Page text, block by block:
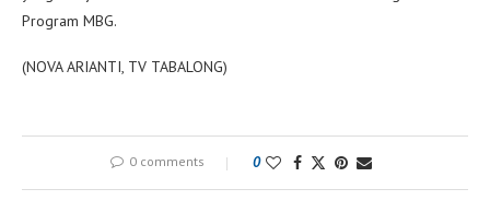
Program MBG.
(NOVA ARIANTI, TV TABALONG)
0 comments 0